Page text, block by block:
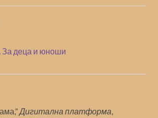
За деца и юноши
Дигитална платформа,